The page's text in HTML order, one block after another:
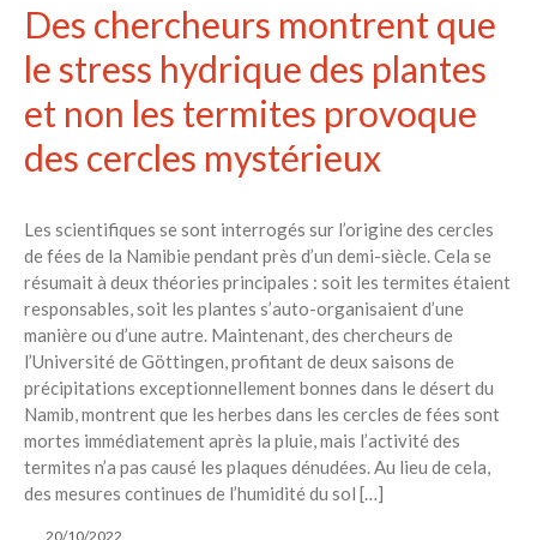
Des chercheurs montrent que
le stress hydrique des plantes
et non les termites provoque
des cercles mystérieux
Les scientifiques se sont interrogés sur l’origine des cercles
de fées de la Namibie pendant près d’un demi-siècle. Cela se
résumait à deux théories principales : soit les termites étaient
responsables, soit les plantes s’auto-organisaient d’une
manière ou d’une autre. Maintenant, des chercheurs de
l’Université de Göttingen, profitant de deux saisons de
précipitations exceptionnellement bonnes dans le désert du
Namib, montrent que les herbes dans les cercles de fées sont
mortes immédiatement après la pluie, mais l’activité des
termites n’a pas causé les plaques dénudées. Au lieu de cela,
des mesures continues de l’humidité du sol […]
20/10/2022